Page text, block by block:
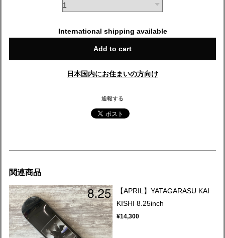
International shipping available
Add to cart
日本国内にお住まいの方向け
通報する
関連商品
【APRIL】YATAGARASU KAI
KISHI 8.25inch
¥14,300